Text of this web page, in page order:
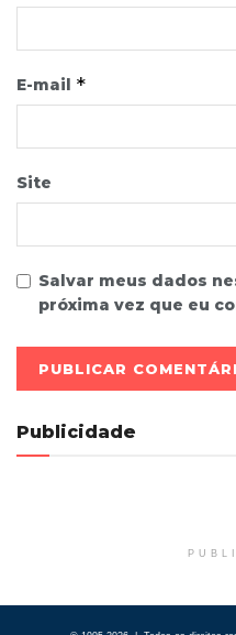
E-mail *
Site
Salvar meus dados
próxima vez que eu
Publicidade